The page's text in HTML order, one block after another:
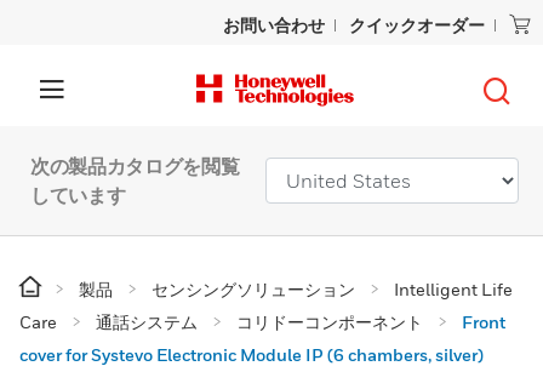
お問い合わせ クイックオーダー
次の製品カタログを閲覧
しています
製品 センシングソリューション
Intelligent Life
Care
通話システム コリドーコンポーネント
Front
cover for Systevo Electronic Module IP (6 chambers, silver)